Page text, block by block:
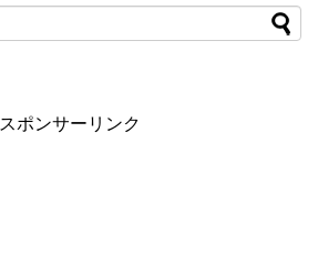
スポンサーリンク